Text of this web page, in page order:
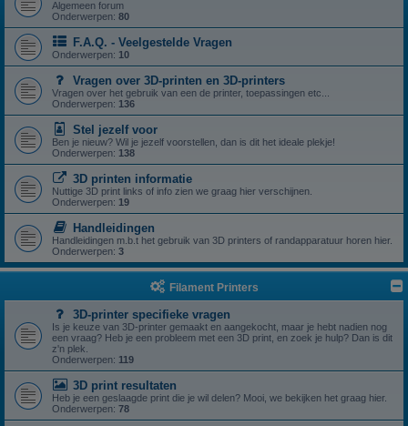
Algemeen forum
Onderwerpen: 80
F.A.Q. - Veelgestelde Vragen
Onderwerpen: 10
Vragen over 3D-printen en 3D-printers
Vragen over het gebruik van een de printer, toepassingen etc...
Onderwerpen: 136
Stel jezelf voor
Ben je nieuw? Wil je jezelf voorstellen, dan is dit het ideale plekje!
Onderwerpen: 138
3D printen informatie
Nuttige 3D print links of info zien we graag hier verschijnen.
Onderwerpen: 19
Handleidingen
Handleidingen m.b.t het gebruik van 3D printers of randapparatuur horen hier.
Onderwerpen: 3
Filament Printers
3D-printer specifieke vragen
Is je keuze van 3D-printer gemaakt en aangekocht, maar je hebt nadien nog
een vraag? Heb je een probleem met een 3D print, en zoek je hulp? Dan is dit
z'n plek.
Onderwerpen: 119
3D print resultaten
Heb je een geslaagde print die je wil delen? Mooi, we bekijken het graag hier.
Onderwerpen: 78